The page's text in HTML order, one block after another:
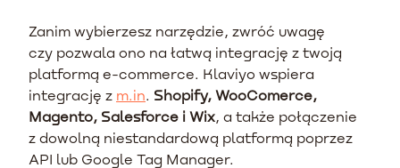
Zanim wybierzesz narzędzie, zwróć uwagę
czy pozwala ono na łatwą integrację z twoją
platformą e-commerce. Klaviyo wspiera
integrację z m.in. Shopify, WooComerce,
Magento, Salesforce i Wix, a także połączenie
z dowolną niestandardową platformą poprzez
API lub Google Tag Manager.